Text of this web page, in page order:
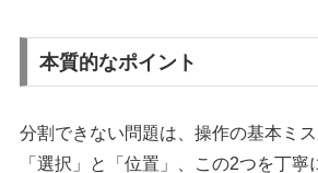
本質的なポイント
分割できない問題は、操作の基本ミス
「選択」と「位置」、この2つを丁寧